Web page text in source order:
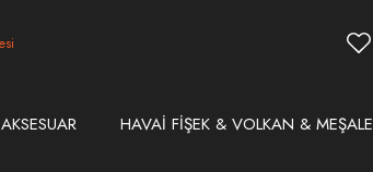
AKSESUAR HAVAİ FİŞEK & VOLKAN & MEŞALE